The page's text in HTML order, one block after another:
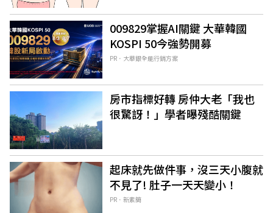
009829掌握AI關鍵 大華韓國
KOSPI 50今強勢開募
PR．大華銀全能行銷方案
房市指標好轉 房仲大老「我也
很驚訝！」學者曝殘酷關鍵
起床就先做件事，沒三天小腹就
不見了! 肚子一天天變小！
PR．新素簡